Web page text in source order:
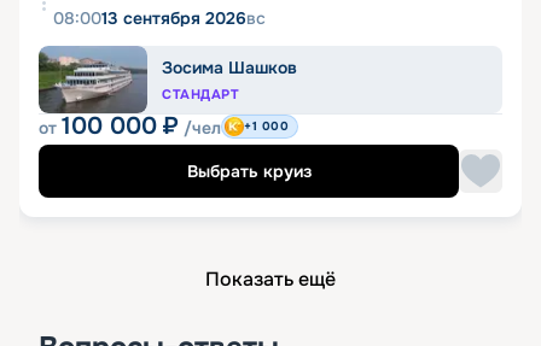
08:0013 сентября 2026вс
Зосима Шашков
СТАНДАРТ
от 100 000 ₽ /чел +1 000
Выбрать круиз
Показать ещё